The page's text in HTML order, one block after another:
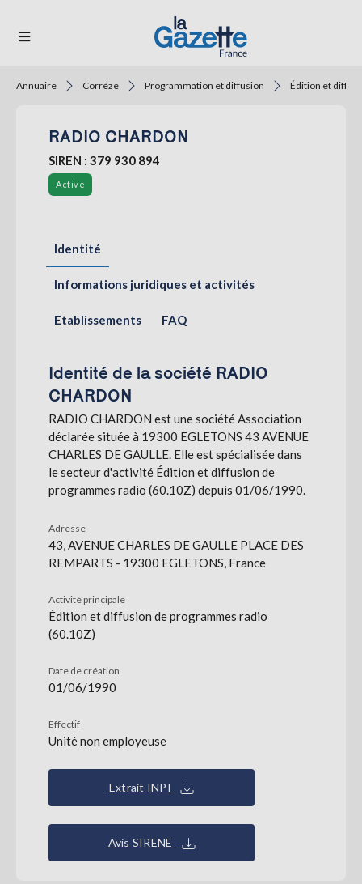
RÉGIONS
FORMATS
SERVICES
S'abonner
Annuaire Corrèze Programmation et diffusion Édition et
RADIO CHARDON
SIREN : 379 930 894
Active
Identité
Informations juridiques et activités
Etablissements FAQ
Identité de la société RADIO
CHARDON
RADIO CHARDON est une société Association
déclarée située à 19300 EGLETONS 43 AVENUE
CHARLES DE GAULLE. Elle est spécialisée dans
le secteur d'activité Édition et diffusion de
programmes radio (60.10Z) depuis 01/06/1990.
Adresse
43, AVENUE CHARLES DE GAULLE PLACE DES
REMPARTS - 19300 EGLETONS, France
Activité principale
Édition et diffusion de programmes radio
(60.10Z)
Date de création
01/06/1990
Effectif
Unité non employeuse
Extrait INPI
Avis SIRENE